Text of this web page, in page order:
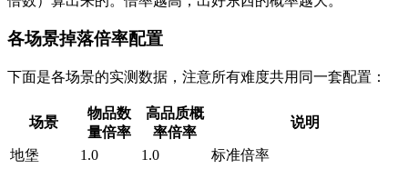
各场景掉落倍率配置
下面是各场景的实测数据，注意所有难度共用同一套配置：
场景
物品数
量倍率
高品质概
率倍率
说明
地堡 1.0 1.0 标准倍率